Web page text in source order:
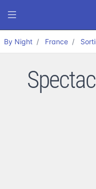
By Night France